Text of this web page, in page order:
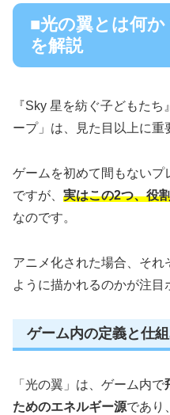
■光の翼とは何
を解説
『Sky 星を紡ぐ子どもた
ープ」は、見た目以上に重
ゲームを初めて間もないプ
ですが、 実はこの2つ、役
なのです。
アニメ化された場合、そ
ように描かれるのかが注目
ゲーム内の定義と仕
「光の翼」は、ゲーム内で
ためのエネルギー源であり